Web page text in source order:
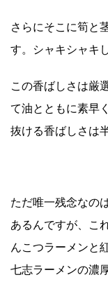
さらにそこに筍と
す。シャキシャキ
この香ばしさは厳
て油とともに素早
抜ける香ばしさは
ただ唯一残念なの
あるんですが、こ
んこつラーメンと
七志ラーメンの濃